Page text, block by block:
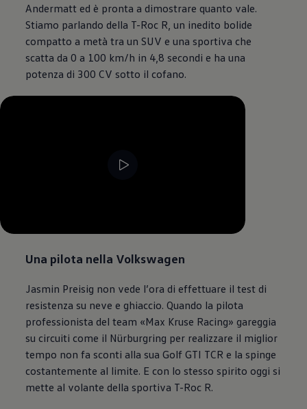
Andermatt ed è pronta a dimostrare quanto vale.
Stiamo parlando della T-Roc R, un inedito bolide
compatto a metà tra un SUV e una sportiva che
scatta da 0 a 100 km/h in 4,8 secondi e ha una
potenza di 300 CV sotto il cofano.
Remaining time, --:--
Una pilota nella Volkswagen
Jasmin Preisig non vede l’ora di effettuare il test di
resistenza su neve e ghiaccio. Quando la pilota
professionista del team «Max Kruse Racing» gareggia
su circuiti come il Nürburgring per realizzare il miglior
tempo non fa sconti alla sua Golf GTI TCR e la spinge
costantemente al limite. E con lo stesso spirito oggi si
mette al volante della sportiva T-Roc R.